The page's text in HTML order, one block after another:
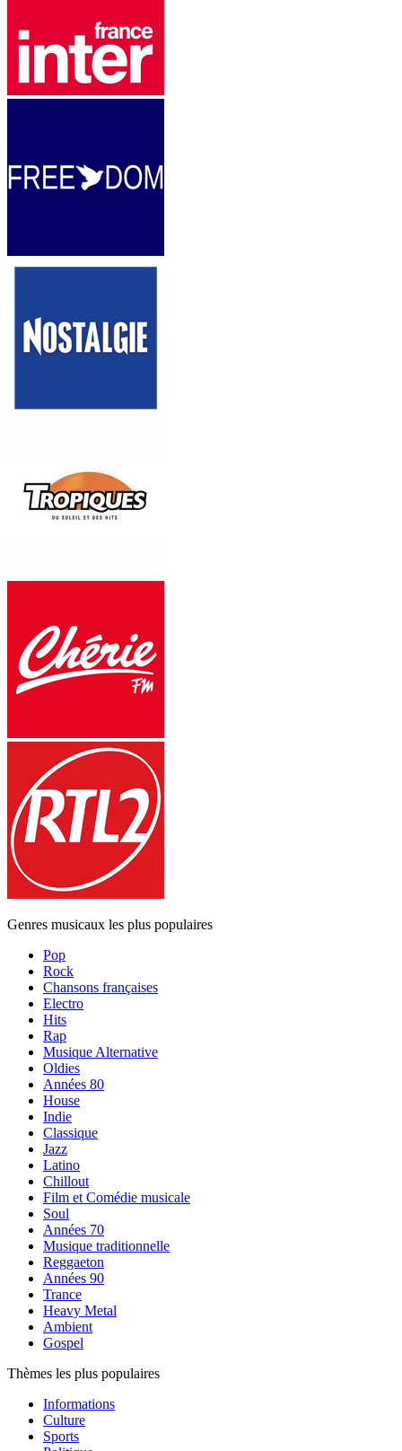
Genres musicaux les plus populaires
Pop
Rock
Chansons françaises
Electro
Hits
Rap
Musique Alternative
Oldies
Années 80
House
Indie
Classique
Jazz
Latino
Chillout
Film et Comédie musicale
Soul
Années 70
Musique traditionnelle
Reggaeton
Années 90
Trance
Heavy Metal
Ambient
Gospel
Thèmes les plus populaires
Informations
Culture
Sports